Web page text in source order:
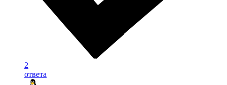
2
ответа